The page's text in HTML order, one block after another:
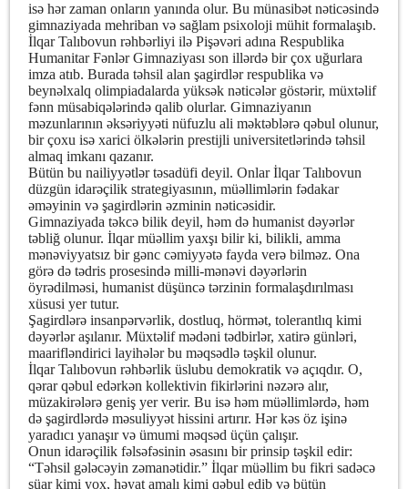
isə hər zaman onların yanında olur. Bu münasibət nəticəsində
gimnaziyada mehriban və sağlam psixoloji mühit formalaşıb.
İlqar Talıbovun rəhbərliyi ilə Pişəvəri adına Respublika
Humanitar Fənlər Gimnaziyası son illərdə bir çox uğurlara
imza atıb. Burada təhsil alan şagirdlər respublika və
beynəlxalq olimpiadalarda yüksək nəticələr göstərir, müxtəlif
fənn müsabiqələrində qalib olurlar. Gimnaziyanın
məzunlarının əksəriyyəti nüfuzlu ali məktəblərə qəbul olunur,
bir çoxu isə xarici ölkələrin prestijli universitetlərində təhsil
almaq imkanı qazanır.
Bütün bu nailiyyətlər təsadüfi deyil. Onlar İlqar Talıbovun
düzgün idarəçilik strategiyasının, müəllimlərin fədakar
əməyinin və şagirdlərin əzminin nəticəsidir.
Gimnaziyada təkcə bilik deyil, həm də humanist dəyərlər
təbliğ olunur. İlqar müəllim yaxşı bilir ki, bilikli, amma
mənəviyyatsız bir gənc cəmiyyətə fayda verə bilməz. Ona
görə də tədris prosesində milli-mənəvi dəyərlərin
öyrədilməsi, humanist düşüncə tərzinin formalaşdırılması
xüsusi yer tutur.
Şagirdlərə insanpərvərlik, dostluq, hörmət, tolerantlıq kimi
dəyərlər aşılanır. Müxtəlif mədəni tədbirlər, xatirə günləri,
maarifləndirici layihələr bu məqsədlə təşkil olunur.
İlqar Talıbovun rəhbərlik üslubu demokratik və açıqdır. O,
qərar qəbul edərkən kollektivin fikirlərini nəzərə alır,
müzakirələrə geniş yer verir. Bu isə həm müəllimlərdə, həm
də şagirdlərdə məsuliyyət hissini artırır. Hər kəs öz işinə
yaradıcı yanaşır və ümumi məqsəd üçün çalışır.
Onun idarəçilik fəlsəfəsinin əsasını bir prinsip təşkil edir:
“Təhsil gələcəyin zəmanətidir.” İlqar müəllim bu fikri sadəcə
şüar kimi yox, həyat amalı kimi qəbul edib və bütün